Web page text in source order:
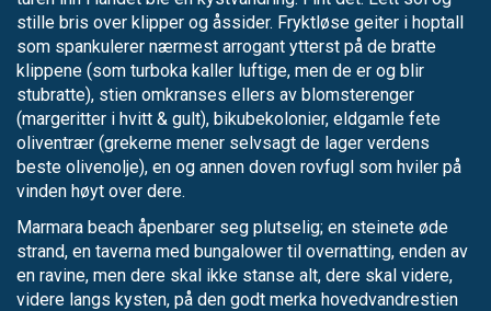
stille bris over klipper og åssider. Fryktløse geiter i hoptall
som spankulerer nærmest arrogant ytterst på de bratte
klippene (som turboka kaller luftige, men de er og blir
stubratte), stien omkranses ellers av blomsterenger
(margeritter i hvitt & gult), bikubekolonier, eldgamle fete
oliventrær (grekerne mener selvsagt de lager verdens
beste olivenolje), en og annen doven rovfugl som hviler på
vinden høyt over dere.
Marmara beach åpenbarer seg plutselig; en steinete øde
strand, en taverna med bungalower til overnatting, enden av
en ravine, men dere skal ikke stanse alt, dere skal videre,
videre langs kysten, på den godt merka hovedvandrestien